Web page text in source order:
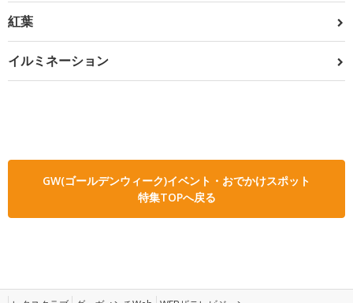
紅葉
イルミネーション
GW(ゴールデンウィーク)イベント・おでかけスポット
特集TOPへ戻る